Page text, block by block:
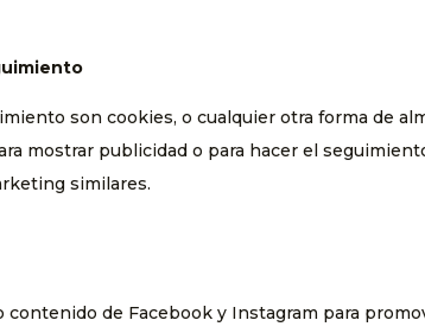
son cookies, o cualquier otra forma de
mostrar publicidad o para hacer el
similares.
de Facebook y Instagram para